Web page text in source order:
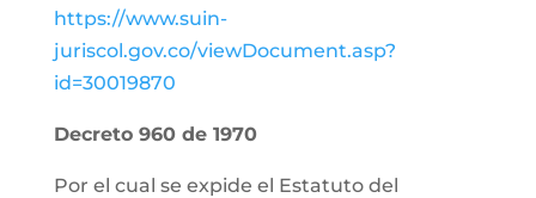
https://www.suin-
juriscol.gov.co/viewDocument.asp?
id=30019870
Decreto 960 de 1970
Por el cual se expide el Estatuto del